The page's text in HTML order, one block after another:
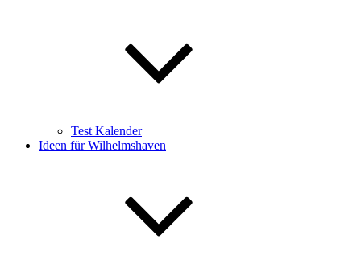
Test Kalender
Ideen für Wilhelmshaven